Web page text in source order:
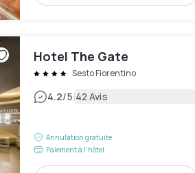
Hotel The Gate
Sesto Fiorentino
4.2/5|42 Avis
Annulation gratuite
Paiement à l'hôtel